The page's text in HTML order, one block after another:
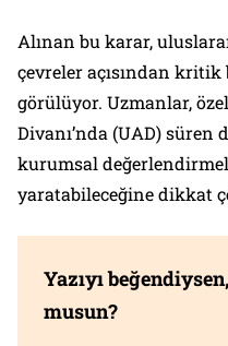
Alınan bu karar,
çevreler açısından
görülüyor. Uzmanlar,
Divanı’nda (UAD)
kurumsal
yaratabileceğine dikkat
Yazıyı
musun?